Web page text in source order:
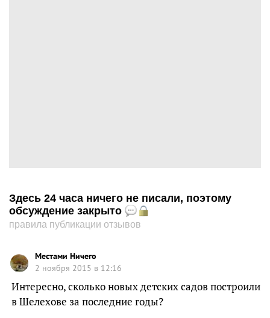
Здесь 24 часа ничего не писали, поэтому
обсуждение закрыто
правила публикации отзывов
Меcтами Ничего
2 ноября 2015 в 12:16
Интересно, сколько новых детских садов построили
в Шелехове за последние годы?